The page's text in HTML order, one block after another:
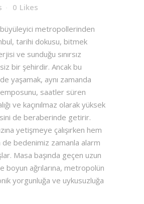
0 Likes
büyüleyici metropollerinden
tarihi dokusu, bitmek
ve sunduğu sınırsız
bir şehirdir. Ancak bu
yaşamak, aynı zamanda
saatler süren
ve kaçınılmaz olarak yüksek
de beraberinde getirir.
yetişmeye çalışırken hem
de bedenimiz zamanla alarm
Masa başında geçen uzun
boyun ağrılarına, metropolün
yorgunluğa ve uykusuzluğa